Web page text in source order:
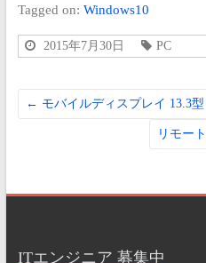
Tagged on: Windows10
2015年7月30日 PC
← モバイルディスプレイ 13.3
リモー
ITエンジニア 募集中